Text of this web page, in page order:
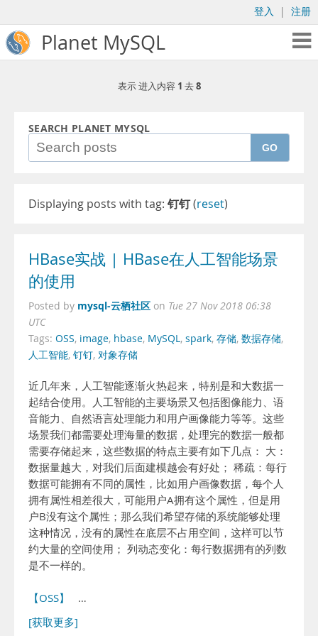
登入 | 注册
Planet MySQL
表示 进入内容 1 去8
SEARCH PLANET MYSQL
GO
Displaying posts with tag: 钉钉(reset)
HBase实战 | HBase在人工智能场景
的使用
Posted by mysql-云栖社区 on Tue 27 Nov 2018 06:38
UTC
Tags: OSS, image, hbase, MySQL, spark, 存储, 数据存储,
人工智能, 钉钉, 对象存储
近几年来，人工智能逐渐火热起来，特别是和大数据一
起结合使用。人工智能的主要场景又包括图像能力、语
音能力、自然语言处理能力和用户画像能力等等。这些
场景我们都需要处理海量的数据，处理完的数据一般都
需要存储起来，这些数据的特点主要有如下几点： 大：
数据量越大，对我们后面建模越会有好处； 稀疏：每行
数据可能拥有不同的属性，比如用户画像数据，每个人
拥有属性相差很大，可能用户A拥有这个属性，但是用
户B没有这个属性；那么我们希望存储的系统能够处理
这种情况，没有的属性在底层不占用空间，这样可以节
约大量的空间使用； 列动态变化：每行数据拥有的列数
是不一样的。
【OSS】
…
[获取更多]